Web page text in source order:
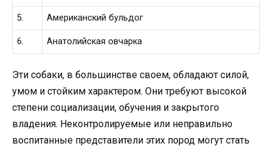
5. Американский бульдог
6. Анатолийская овчарка
Эти собаки, в большинстве своем, обладают силой,
умом и стойким характером. Они требуют высокой
степени социализации, обучения и закрытого
владения. Неконтролируемые или неправильно
воспитанные представители этих пород могут стать